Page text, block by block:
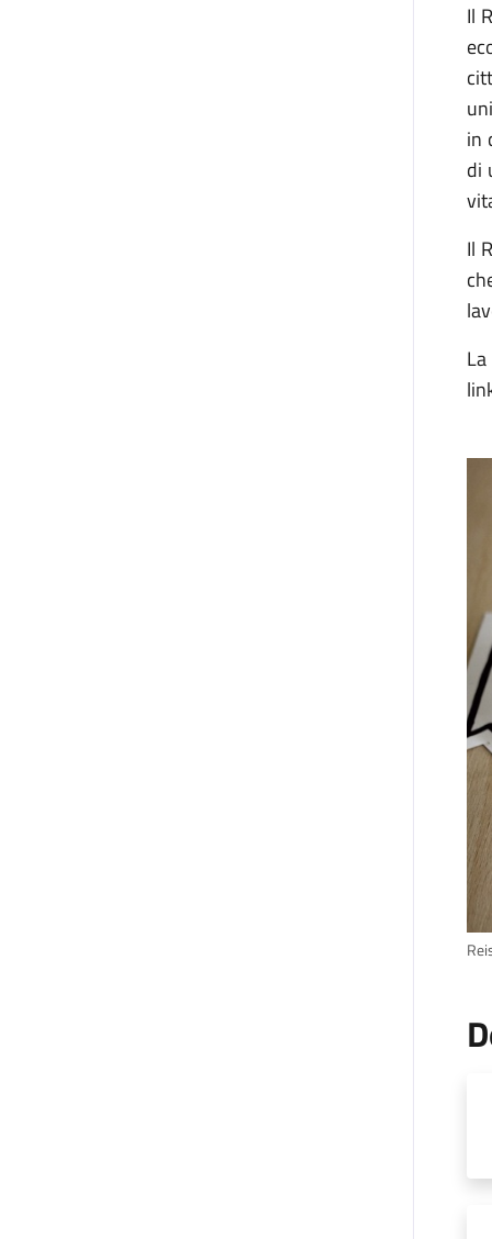
Il
in
di
Il